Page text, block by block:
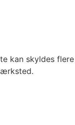
kan skyldes flere